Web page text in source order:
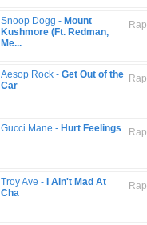
Rap
Snoop Dogg - Mount
Kushmore (Ft. Redman,
Me...
Rap
Aesop Rock - Get Out of the
Car
Rap
Gucci Mane - Hurt Feelings
Rap
Troy Ave -
I Ain't Mad At
Cha